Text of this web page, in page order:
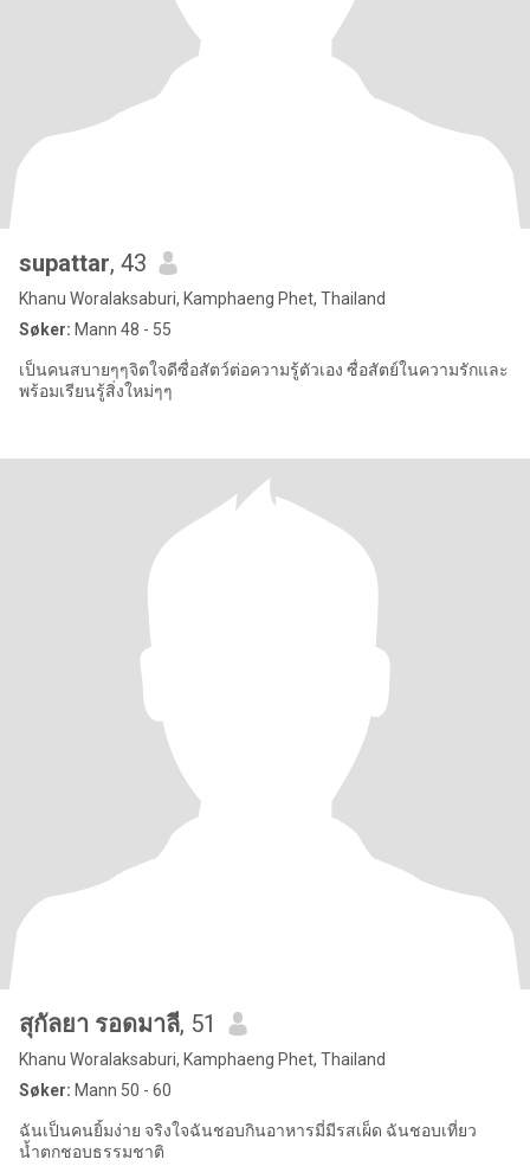
supattar, 43
Khanu Woralaksaburi, Kamphaeng Phet, Thailand
Søker: Mann 48 - 55
เป็นคนสบายๆๆจิตใจดีซื่อสัตว์ต่อความรู้ตัวเอง ซื่อสัตย์ในความรักและ
พร้อมเรียนรู้สิ่งใหม่ๆๆ
สุกัลยา รอดมาลี, 51
Khanu Woralaksaburi, Kamphaeng Phet, Thailand
Søker: Mann 50 - 60
ฉันเป็นคนยิ้มง่าย จริงใจฉันชอบกินอาหารมี่มีรสเผ็ด ฉันชอบเที่ยว
น้ำตกชอบธรรมชาติ